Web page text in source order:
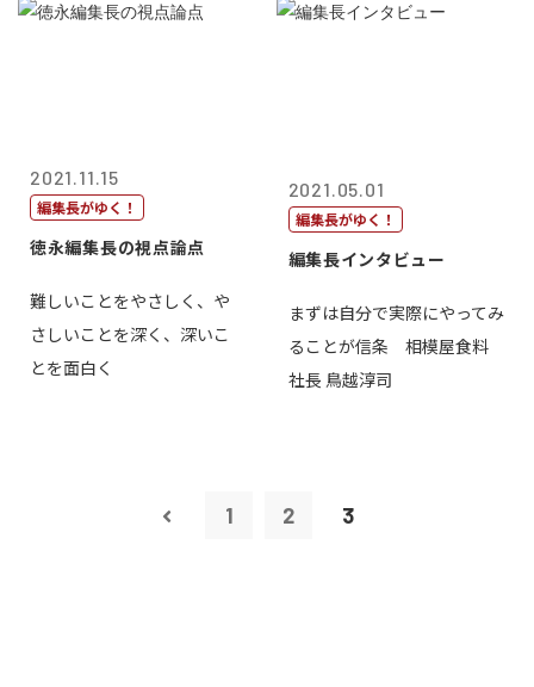
2021.11.15
編集長がゆく！
徳永編集長の視点論点
難しいことをやさしく、や
さしいことを深く、深いこ
とを面白く
2021.05.01
編集長がゆく！
編集長インタビュー
まずは自分で実際にやってみ
ることが信条 相模屋食料
社長 鳥越淳司
1 2 3